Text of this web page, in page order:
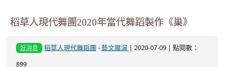
稻草人現代舞團2020年當代舞蹈製作《巢》
好消息 稻草人現代舞蹈團 -藝文展演 | 2020-07-09 | 點閱數：
899